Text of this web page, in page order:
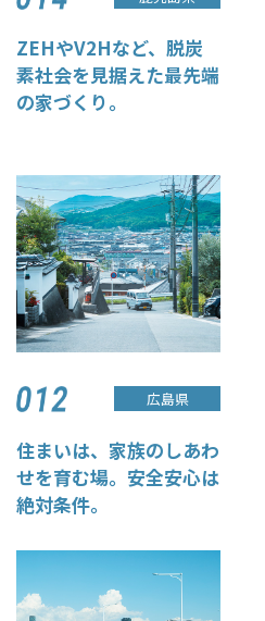
ZEHやV2Hなど、脱炭
素社会を見据えた最先端
の家づくり。
広島県
住まいは、家族のしあわ
せを育む場。安全安心は
絶対条件。